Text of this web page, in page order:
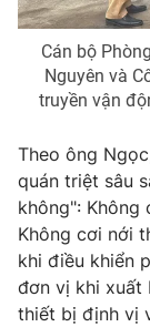
Phó Tổng Biên
Nguyễn Trọng Ninh
Tổng đài VTV:
Ðiện thoại Thời
Liên hệ quảng
Cán bộ
Nguyên và
truyền vận
Theo ông
quán triệt sâu
không": Không
Không cơi nới
khi điều khiển
đơn vị khi xuất
thiết bị định vị